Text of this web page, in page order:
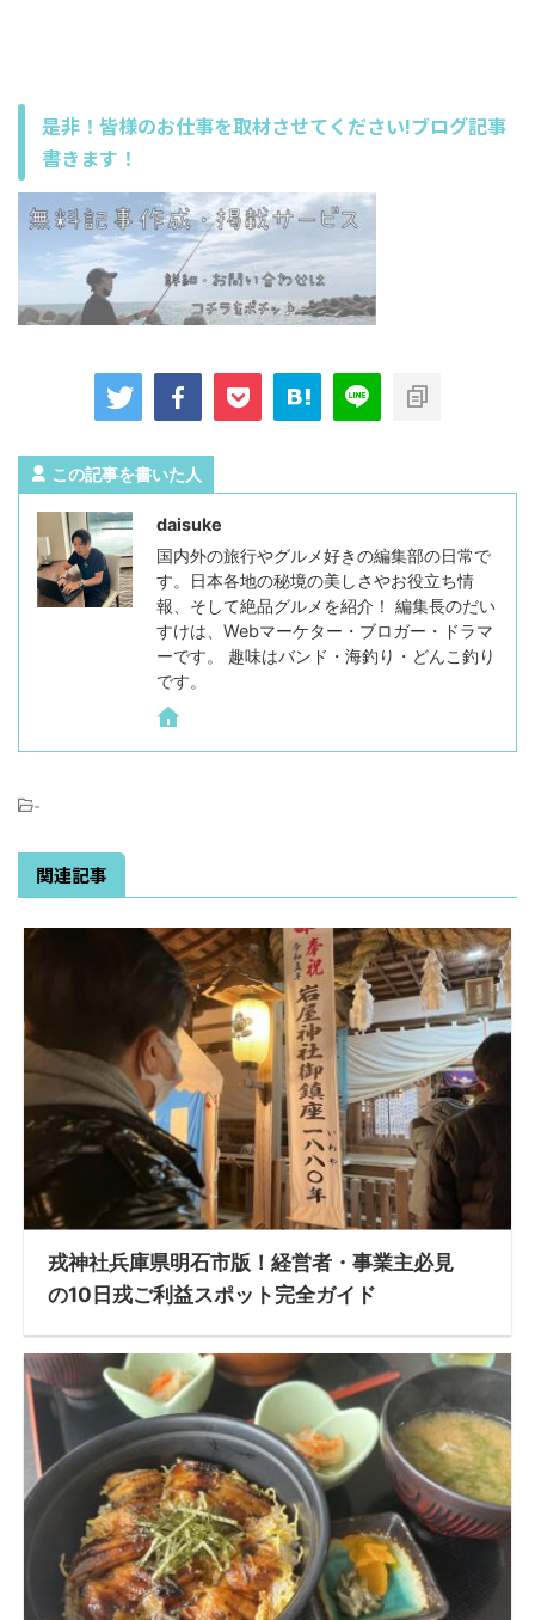
是非！皆様のお仕事を取材させてください!ブログ記事
書きます！
この記事を書いた人
daisuke
国内外の旅行やグルメ好きの編集部の日常で
す。日本各地の秘境の美しさやお役立ち情
報、そして絶品グルメを紹介！ 編集長のだい
すけは、Webマーケター・ブロガー・ドラマ
ーです。 趣味はバンド・海釣り・どんこ釣り
です。
-
関連記事
戎神社兵庫県明石市版！経営者・事業主必見
の10日戎ご利益スポット完全ガイド